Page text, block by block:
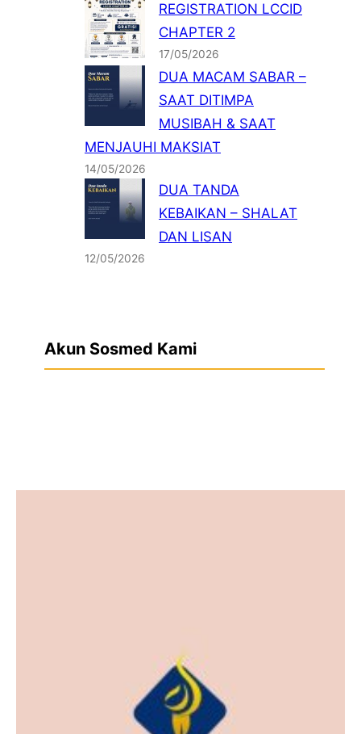
REGISTRATION LCCID
CHAPTER 2
17/05/2026
DUA MACAM SABAR –
SAAT DITIMPA
MUSIBAH & SAAT
MENJAUHI MAKSIAT
14/05/2026
DUA TANDA
KEBAIKAN – SHALAT
DAN LISAN
12/05/2026
Akun Sosmed Kami